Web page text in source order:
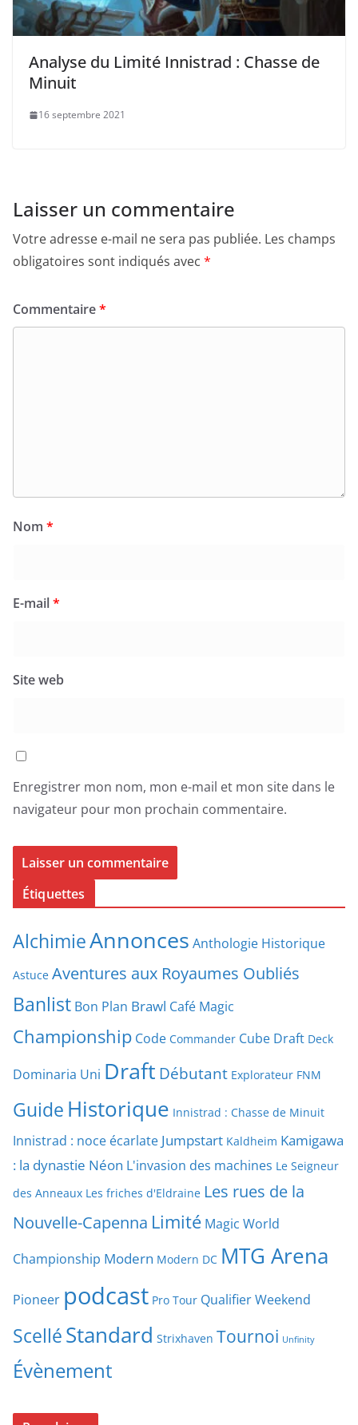
Analyse du Limité Innistrad : Chasse de
Minuit
16 septembre 2021
Laisser un commentaire
Votre adresse e-mail ne sera pas publiée. Les champs
obligatoires sont indiqués avec *
Commentaire*
Nom *
E-mail*
Site web
Enregistrer mon nom, mon e-mail et mon site dans le
navigateur pour mon prochain commentaire.
Étiquettes
AlchimieAnnonces Anthologie Historique
Astuce Aventures aux Royaumes Oubliés
Banlist Bon Plan Brawl Café Magic
Championship Code Commander Cube Draft Deck
Dominaria Uni Draft Débutant Explorateur FNM
Guide Historique Innistrad : Chasse de Minuit
Innistrad : noce écarlate Jumpstart Kaldheim Kamigawa
: la dynastie Néon L'invasion des machines Le Seigneur
des Anneaux Les friches d'Eldraine Les rues de la
Nouvelle-Capenna Limité Magic World
Championship Modern Modern DC MTG Arena
Pioneer podcast Pro Tour Qualifier Weekend
ScelléStandard Strixhaven Tournoi Unfinity
Évènement